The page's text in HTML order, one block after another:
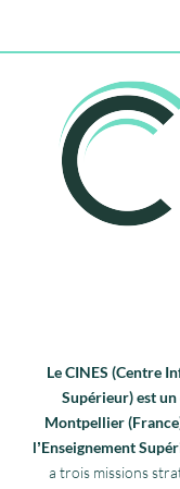
Le CINES (Centre
Supérieur) est
Montpellier
lʼEnseignement
a trois missions